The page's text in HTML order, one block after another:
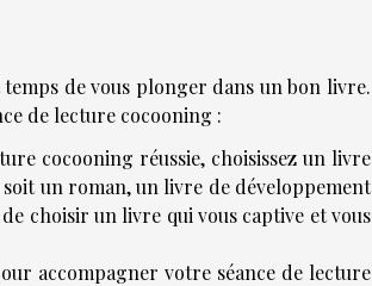
de vous plonger dans un bon livre.
de lecture cocooning :
cocooning réussie, choisissez un livre
un roman, un livre de développement
choisir un livre qui vous captive et vous
accompagner votre séance de lecture